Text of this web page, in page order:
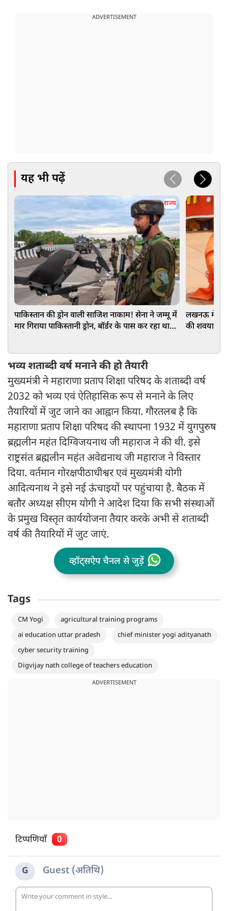
ADVERTISEMENT
यह भी पढ़ें
राज्य
पाकिस्तान की ड्रोन वाली साजिश नाकाम! सेना ने जम्मू में
मार गिराया पाकिस्तानी ड्रोन, बॉर्डर के पास कर रहा था
लखनऊ में
की शवयात्रा
भव्य शताब्दी वर्ष मनाने की हो तैयारी
मुख्यमंत्री ने महाराणा प्रताप शिक्षा परिषद के शताब्दी वर्ष
2032 को भव्य एवं ऐतिहासिक रूप से मनाने के लिए
तैयारियों में जुट जाने का आह्वान किया. गौरतलब है कि
महाराणा प्रताप शिक्षा परिषद की स्थापना 1932 में युगपुरुष
ब्रह्मलीन महंत दिग्विजयनाथ जी महाराज ने की थी. इसे
राष्ट्रसंत ब्रह्मलीन महंत अवेद्यनाथ जी महाराज ने विस्तार
दिया. वर्तमान गोरक्षपीठाधीश्वर एवं मुख्यमंत्री योगी
आदित्यनाथ ने इसे नई ऊंचाइयों पर पहुंचाया है. बैठक में
बतौर अध्यक्ष सीएम योगी ने आदेश दिया कि सभी संस्थाओं
के प्रमुख विस्तृत कार्ययोजना तैयार करके अभी से शताब्दी
वर्ष की तैयारियों में जुट जाएं.
व्हॉट्सऐप चैनल से जुड़ें
Tags
CM Yogi
agricultural training programs
ai education uttar pradesh
chief minister yogi adityanath
cyber security training
Digvijay nath college of teachers education
ADVERTISEMENT
टिप्पणियाँ 0
G Guest (अतिथि)